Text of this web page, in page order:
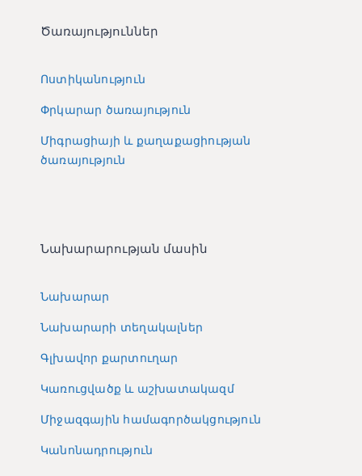
Ծառայություններ
Ոստիկանություն
Փրկարար ծառայություն
Միգրացիայի և քաղաքացիության
ծառայություն
Նախարարության մասին
Նախարար
Նախարարի տեղակալներ
Գլխավոր քարտուղար
Կառուցվածք և աշխատակազմ
Միջազգային համագործակցություն
Կանոնադրություն